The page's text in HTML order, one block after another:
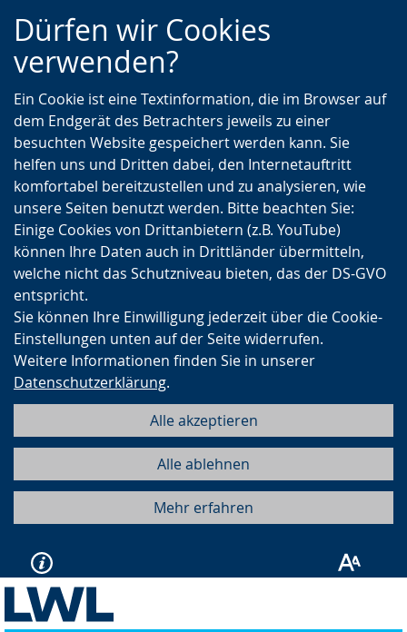
Zur
Hauptnavigation
Zur
Seitennavigation
Zum
Inhalt
Dürfen wir Cookies
verwenden?
Ein Cookie ist eine Textinformation, die im Browser auf
dem Endgerät des Betrachters jeweils zu einer
besuchten Website gespeichert werden kann. Sie
helfen uns und Dritten dabei, den Internetauftritt
komfortabel bereitzustellen und zu analysieren, wie
unsere Seiten benutzt werden. Bitte beachten Sie:
Einige Cookies von Drittanbietern (z.B. YouTube)
können Ihre Daten auch in Drittländer übermitteln,
welche nicht das Schutzniveau bieten, das der DS-GVO
entspricht.
Sie können Ihre Einwilligung jederzeit über die Cookie-
Einstellungen unten auf der Seite widerrufen.
Weitere Informationen finden Sie in unserer
Datenschutzerklärung.
Alle akzeptieren
Alle ablehnen
Mehr erfahren